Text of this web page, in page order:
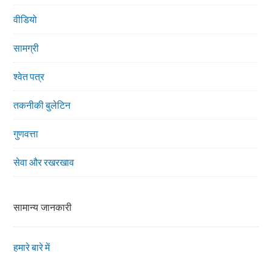
वीडियो
सामग्री
श्वेत पत्र
तकनीकी बुलेटिन
गुणवत्ता
सेवा और रखरखाव
सामान्य जानकारी
हमारे बारे में